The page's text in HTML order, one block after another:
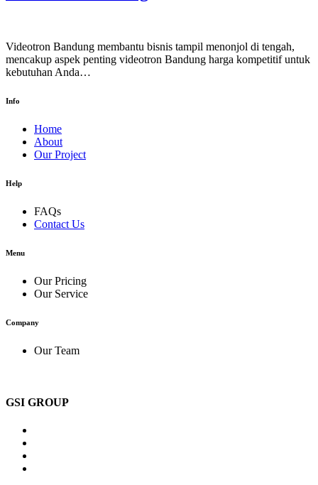
Videotron Bandung membantu bisnis tampil menonjol di tengah,
mencakup aspek penting videotron Bandung harga kompetitif untuk
kebutuhan Anda…
Info
Home
About
Our Project
Help
FAQs
Contact Us
Menu
Our Pricing
Our Service
Company
Our Team
GSI GROUP